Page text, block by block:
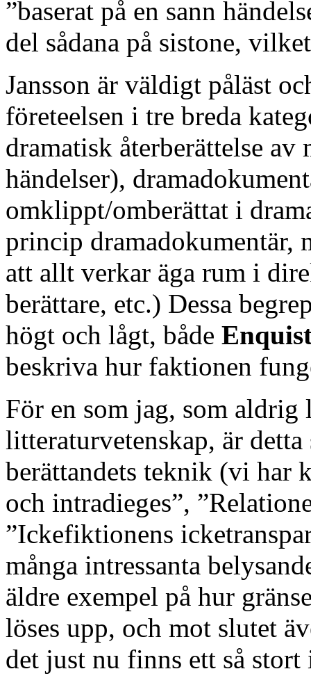
”baserat på en sann
del sådana på sistone,
Jansson är väldigt påläst
företeelsen i tre breda
dramatisk återberättelse
händelser),
omklippt/omberättat i
princip dramadokumentär,
att allt verkar äga rum i
berättare, etc.) Dessa
högt och lågt, både
beskriva hur faktionen
För en som jag, som
litteraturvetenskap, är
berättandets teknik (vi har
och intradieges”,
”Ickefiktionens
många intressanta
äldre exempel på hur
löses upp, och mot slutet
det just nu finns ett så stort